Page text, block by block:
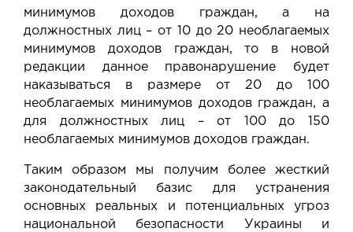
минимумов доходов граждан, а на
должностных лиц – от 10 до 20 необлагаемых
минимумов доходов граждан, то в новой
редакции данное правонарушение будет
наказываться в размере от 20 до 100
необлагаемых минимумов доходов граждан, а
для должностных лиц – от 100 до 150
необлагаемых минимумов доходов граждан.
Таким образом мы получим более жесткий
законодательный базис для устранения
основных реальных и потенциальных угроз
национальной безопасности Украины и